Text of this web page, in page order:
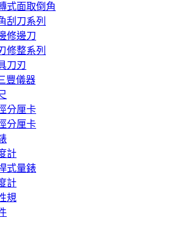
式面取倒角
刮刀系列
修邊刀
修整系列
刀刃
豐儀器
分厘卡
分厘卡
計
式量錶
計
規